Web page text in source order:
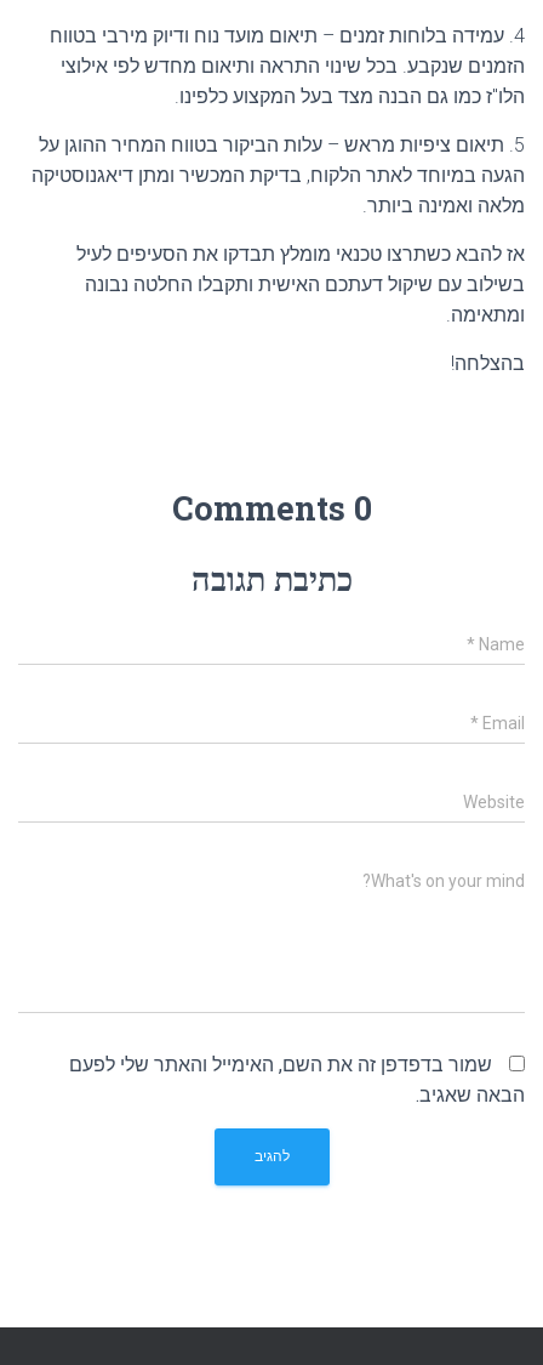
4. עמידה בלוחות זמנים – תיאום מועד נוח ודיוק מירבי בטווח
הזמנים שנקבע. בכל שינוי התראה ותיאום מחדש לפי אילוצי
הלו"ז כמו גם הבנה מצד בעל המקצוע כלפינו.
5. תיאום ציפיות מראש – עלות הביקור בטווח המחיר ההוגן על
הגעה במיוחד לאתר הלקוח, בדיקת המכשיר ומתן דיאגנוסטיקה
מלאה ואמינה ביותר.
אז להבא כשתרצו טכנאי מומלץ תבדקו את הסעיפים לעיל
בשילוב עם שיקול דעתכם האישית ותקבלו החלטה נבונה
ומתאימה.
בהצלחה!
0 Comments
כתיבת תגובה
Name
*
Email
*
Website
What's on your mind?
שמור בדפדפן זה את השם, האימייל והאתר שלי לפעם
הבאה שאגיב.